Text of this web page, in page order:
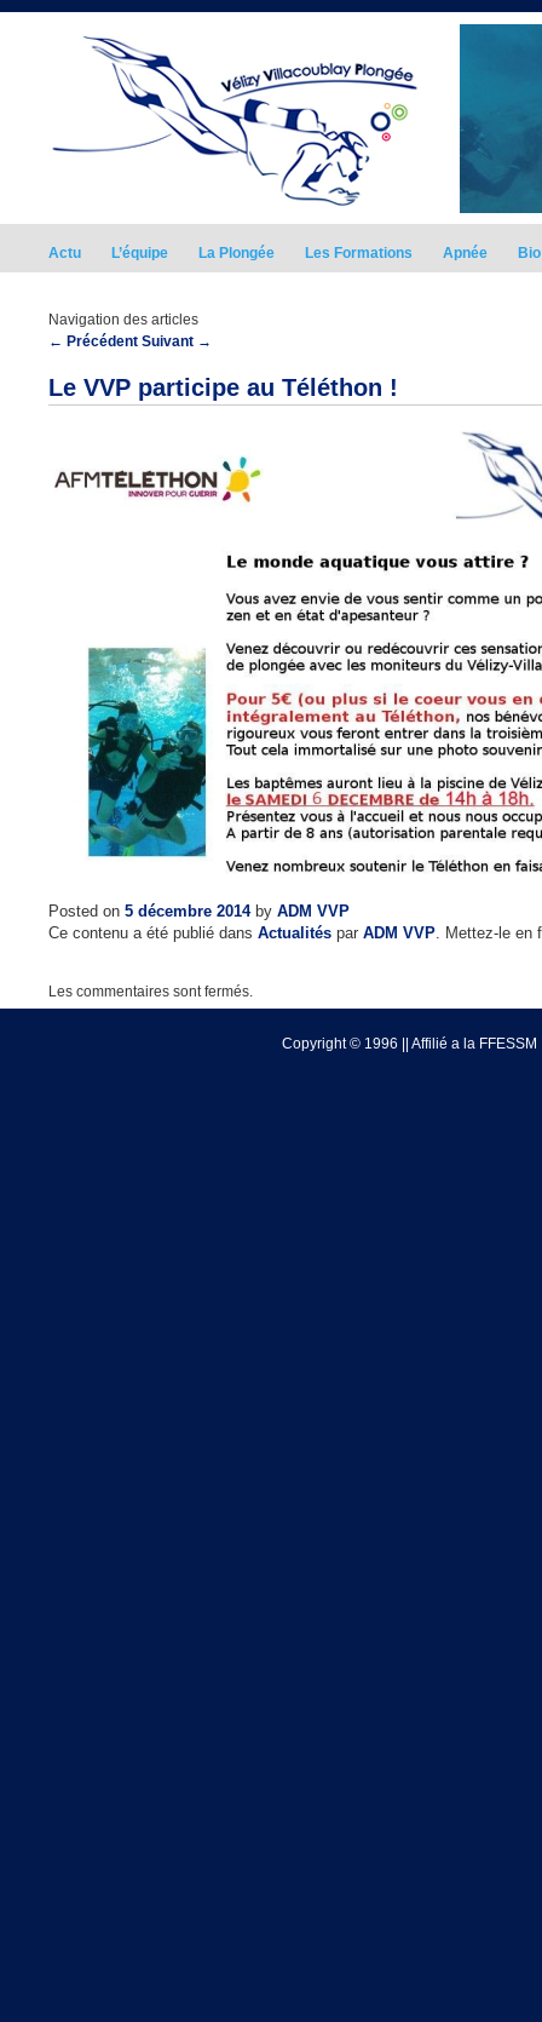
Actu L’équipe La Plongée Les Formations Apnée Bio
Navigation des articles
← Précédent Suivant →
Le VVP participe au Téléthon !
Posted on 5 décembre 2014 by ADM VVP
Ce contenu a été publié dans Actualités par ADM VVP. Mettez-le en
Les commentaires sont fermés.
Copyright © 1996 || Affilié a la